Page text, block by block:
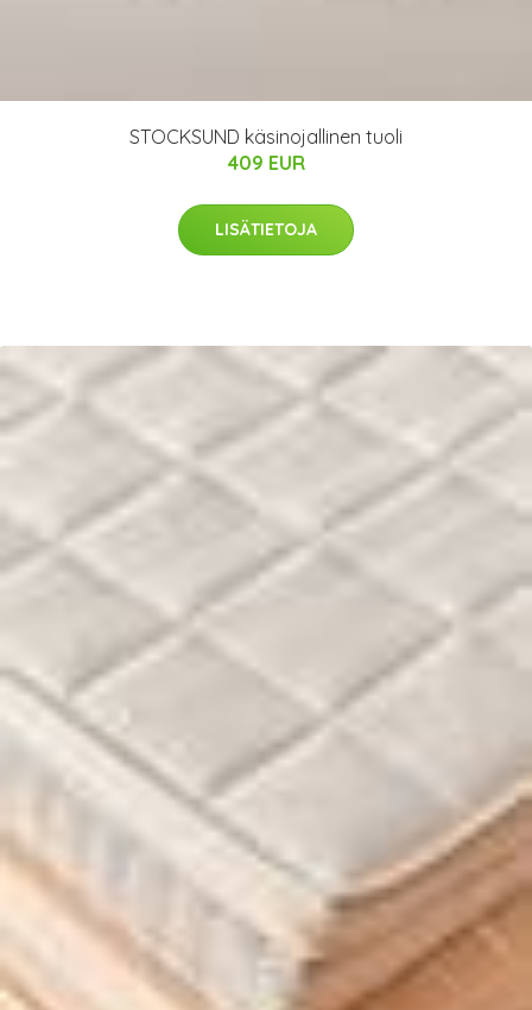
STOCKSUND käsinojallinen tuoli
409 EUR
LISÄTIETOJA